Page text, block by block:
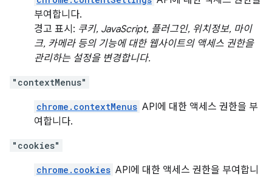
부여합니다.
경고 표시: 쿠키, JavaScript, 플러그인, 위치정보, 마이
크, 카메라 등의 기능에 대한 웹사이트의 액세스 권한을
관리하는 설정을 변경합니다.
"contextMenus"
chrome.contextMenus API에 대한 액세스 권한을 부
여합니다.
"cookies"
chrome.cookies API에 대한 액세스 권한을 부여합니